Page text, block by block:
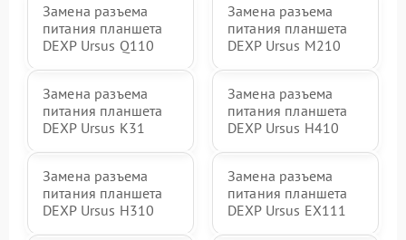
Замена разъема
питания планшета
DEXP Ursus Q110
Замена разъема
питания планшета
DEXP Ursus M210
Замена разъема
питания планшета
DEXP Ursus K31
Замена разъема
питания планшета
DEXP Ursus H410
Замена разъема
питания планшета
DEXP Ursus H310
Замена разъема
питания планшета
DEXP Ursus EX111